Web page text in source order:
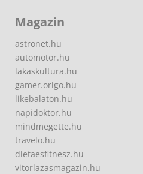
Magazin
astronet.hu
automotor.hu
lakaskultura.hu
gamer.origo.hu
likebalaton.hu
napidoktor.hu
mindmegette.hu
travelo.hu
dietaesfitnesz.hu
vitorlazasmagazin.hu